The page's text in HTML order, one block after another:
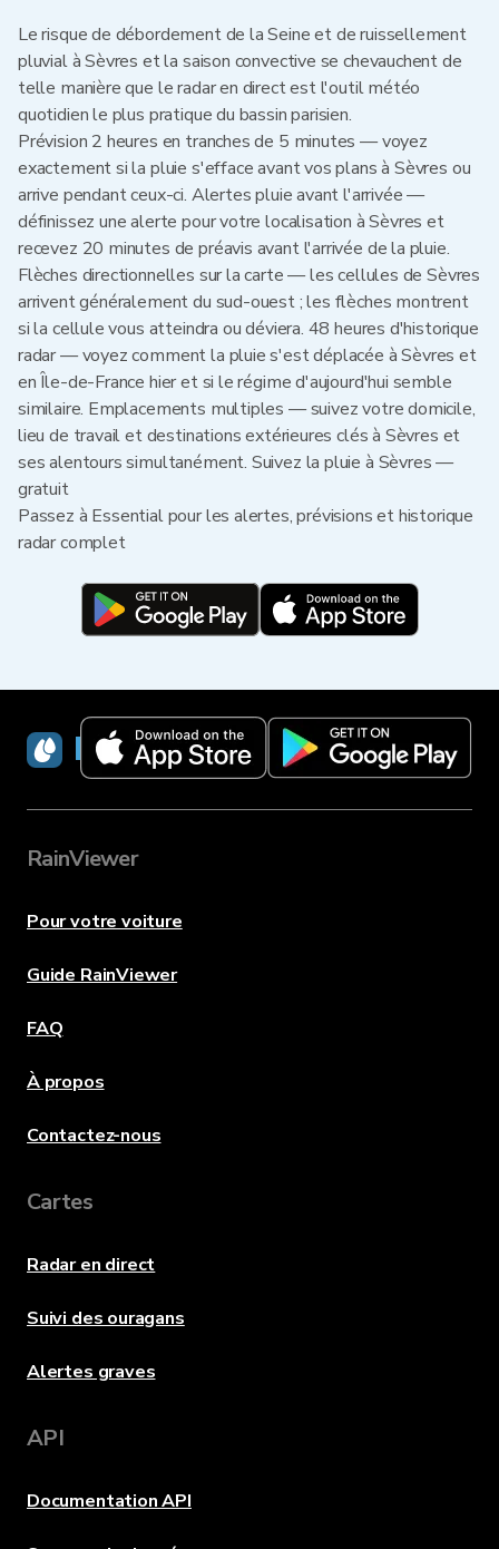
Le risque de débordement de la Seine et de ruissellement
pluvial à Sèvres et la saison convective se chevauchent de
telle manière que le radar en direct est l'outil météo
quotidien le plus pratique du bassin parisien.
Prévision 2 heures en tranches de 5 minutes — voyez
exactement si la pluie s'efface avant vos plans à Sèvres ou
arrive pendant ceux-ci. Alertes pluie avant l'arrivée —
définissez une alerte pour votre localisation à Sèvres et
recevez 20 minutes de préavis avant l'arrivée de la pluie.
Flèches directionnelles sur la carte — les cellules de Sèvres
arrivent généralement du sud-ouest ; les flèches montrent
si la cellule vous atteindra ou déviera. 48 heures d'historique
radar — voyez comment la pluie s'est déplacée à Sèvres et
en Île-de-France hier et si le régime d'aujourd'hui semble
similaire. Emplacements multiples — suivez votre domicile,
lieu de travail et destinations extérieures clés à Sèvres et
ses alentours simultanément. Suivez la pluie à Sèvres —
gratuit
Passez à Essential pour les alertes, prévisions et historique
radar complet
RainViewer
RainViewer
Pour votre voiture
Guide RainViewer
FAQ
À propos
Contactez-nous
Cartes
Radar en direct
Suivi des ouragans
Alertes graves
API
Documentation API